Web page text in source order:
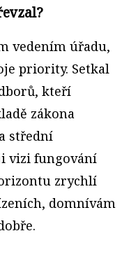
vedením úřadu,
priority. Setkal
kteří
zákona
střední
vizi fungování
zrychlí
domnívám